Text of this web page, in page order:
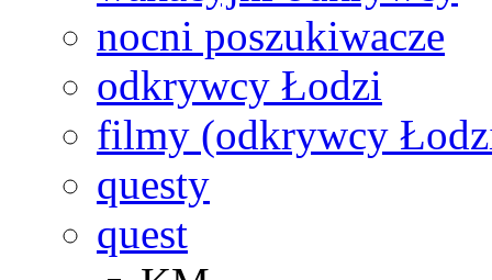
nocni poszukiwacze
odkrywcy Łodzi
filmy (odkrywcy
questy
quest